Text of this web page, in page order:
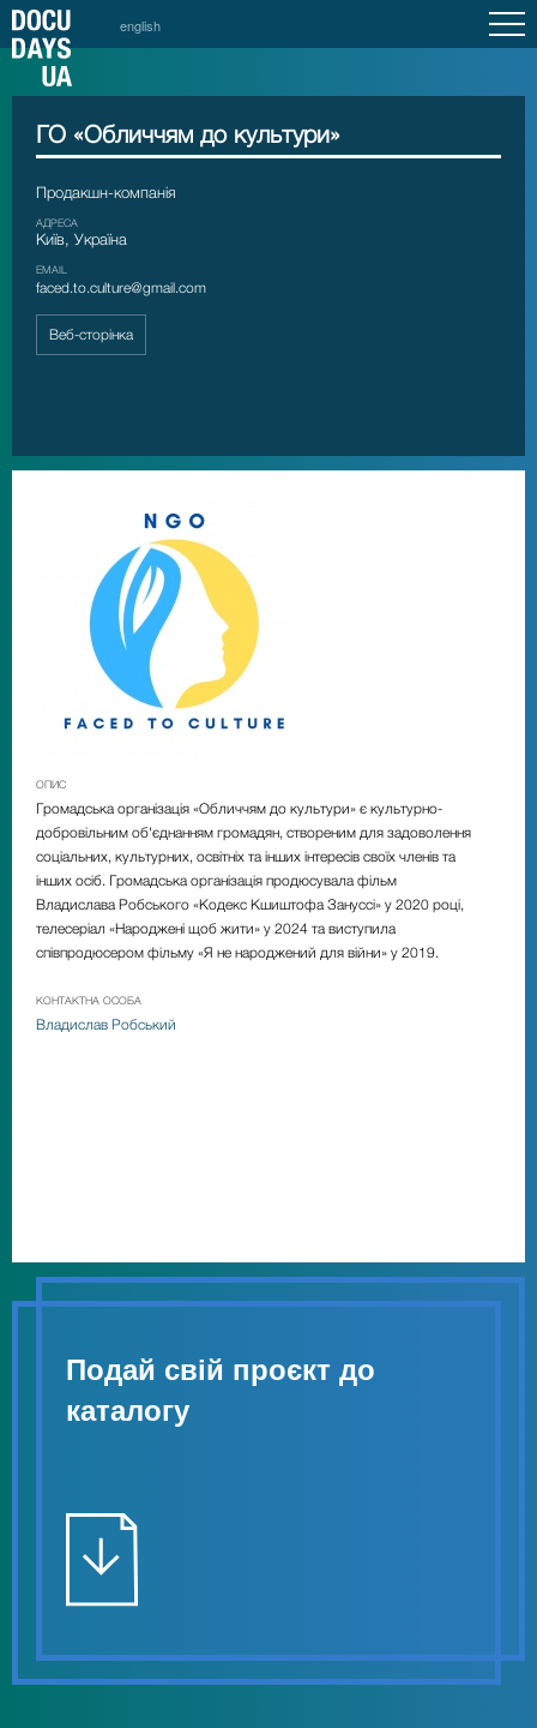
english
ГО «Обличчям до культури»
Продакшн-компанія
АДРЕСА
Київ, Україна
EMAIL
faced.to.culture@gmail.com
Веб-сторінка
ОПИС
Громадська організація «Обличчям до культури» є культурно-
добровільним об'єднанням громадян, створеним для задоволення
соціальних, культурних, освітніх та інших інтересів своїх членів та
інших осіб. Громадська організація продюсувала фільм
Владислава Робського «Кодекс Кшиштофа Зануссі» у 2020 році,
телесеріал «Народжені щоб жити» у 2024 та виступила
співпродюсером фільму «Я не народжений для війни» у 2019.
КОНТАКТНА ОСОБА
Владислав Робський
Подай свій проєкт до
каталогу